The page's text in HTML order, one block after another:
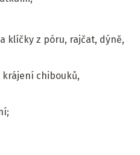
klíčky z póru, rajčat, dýně,
krájení chibouků,